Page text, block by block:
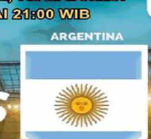
Kurnia Illahidariberitabaru.com
belum lama ini.
Laksono, yang juga Wakil
2014 Anda terancam
Pemilihan Umum (KPU).